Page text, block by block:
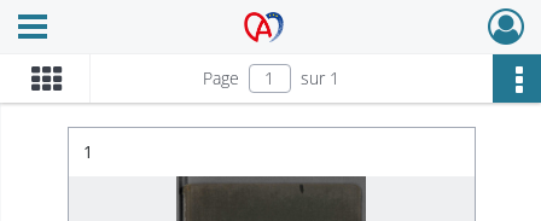
Archives Alsace - Colmar
Ouvrir le menu déroulant
Page sur 1
Résultat n°
1